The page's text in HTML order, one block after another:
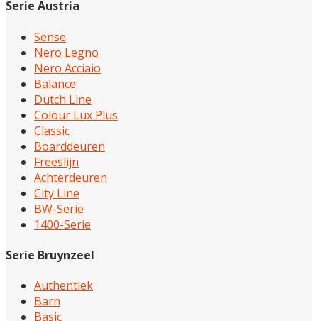
Serie Austria
Sense
Nero Legno
Nero Acciaio
Balance
Dutch Line
Colour Lux Plus
Classic
Boarddeuren
Freeslijn
Achterdeuren
City Line
BW-Serie
1400-Serie
Serie Bruynzeel
Authentiek
Barn
Basic